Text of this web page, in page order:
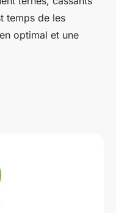
temps de les
optimal et une